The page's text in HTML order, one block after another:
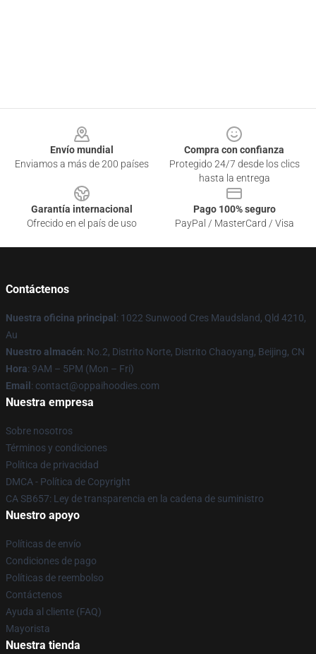
Envío mundial
Enviamos a más de 200 países
Compra con confianza
Protegido 24/7 desde los clics
hasta la entrega
Garantía internacional
Ofrecido en el país de uso
Pago 100% seguro
PayPal / MasterCard / Visa
Contáctenos
Nuestra oficina principal : 1022 Sunwood Cres Maudsland, Qld 4210,
Au
Nuestro almacén: No.2, Distrito Norte, Distrito Chaoyang, Beijing, CN
Hora: 9AM – 5PM (Mon – Fri)
Email : contact@oppaihoodies.com
Nuestra empresa
Sobre nosotros
Términos y condiciones
Política de privacidad
DMCA - Política de Copyright
CA SB657: Ley de transparencia en la cadena de suministro
Nuestro apoyo
Políticas de envío
Condiciones de pago
Políticas de reembolso
Contáctenos
Ayuda al cliente (FAQ)
Mayorista
Nuestra tienda